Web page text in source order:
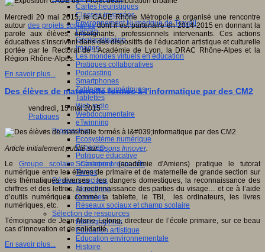
Cartes heuristiques
Classes inversées
Environnement Numérique de Travail
Fablab
Géolocalisation
Images
Les mondes virtuels en éducation
Pratiques collaboratives
Podcasting
Smartphones
Tableaux numériques
Tablettes
Web radio
Webdocumentaire
eTwinning
Prospective
Ecosystème numérique
Espaces
Politique éducative
Scénarios prospectifs
Temps
Réseaux sociaux
Algorithme
Données
Réseaux sociaux et champ scolaire
Sélection de ressources
Bibliographies
Education artistique
Education environnementale
Histoire
Mercredi 20 mai 2015, le CAUE Rhône Métropole a organisé une rencontre
autour des projets scolairesdont il est partenaire en 2014-2015 en donnant la
parole aux élèves, enseignants, professionnels intervenants. Ces actions
éducatives s’inscrivent dans des dispositifs de l’éducation artistique et culturelle
portée par le Rectorat de l’Académie de Lyon, la DRAC Rhône-Alpes et la
Région Rhône-Alpes.
En savoir plus...
Des élèves de maternelle formés à l'informatique par des CM2
vendredi, 15 mai 2015
Pratiques
Article initialement publié surOsons Innover.
Le Groupe scolaire Carlepont(académie d'Amiens) pratique le tutorat
numérique entre les élèves de primaire et de maternelle de grande section sur
des thématiques diverses : les dangers domestiques, la reconnaissance des
chiffres et des lettres, la reconnaissance des parties du visage… et ce à l’aide
d’outils numériques comme la tablette, le TBI, les ordinateurs, les livres
numériques, etc.
Témoignage de Jean-Marie Lelong, directeur de l’école primaire, sur ce beau
cas d’innovation et de solidarité.
En savoir plus...